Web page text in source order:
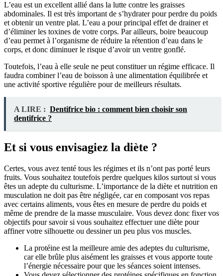
L’eau est un excellent allié dans la lutte contre les graisses
abdominales. Il est très important de s’hydrater pour perdre du poids
et obtenir un ventre plat. L’eau a pour principal effet de drainer et
d’éliminer les toxines de votre corps. Par ailleurs, boire beaucoup
d’eau permet à l’organisme de réduire la rétention d’eau dans le
corps, et donc diminuer le risque d’avoir un ventre gonflé.
Toutefois, l’eau à elle seule ne peut constituer un régime efficace. Il
faudra combiner l’eau de boisson à une alimentation équilibrée et
une activité sportive régulière pour de meilleurs résultats.
A LIRE : Dentifrice bio : comment bien choisir son
dentifrice ?
Et si vous envisagiez la diète ?
Certes, vous avez tenté tous les régimes et ils n’ont pas porté leurs
fruits. Vous souhaitez toutefois perdre quelques kilos surtout si vous
êtes un adepte du culturisme. L’importance de la diète et nutrition en
musculation ne doit pas être négligée, car en composant vos repas
avec certains aliments, vous êtes en mesure de perdre du poids et
même de prendre de la masse musculaire. Vous devez donc fixer vos
objectifs pour savoir si vous souhaitez effectuer une diète pour
affiner votre silhouette ou dessiner un peu plus vos muscles.
La protéine est la meilleure amie des adeptes du culturisme,
car elle brûle plus aisément les graisses et vous apporte toute
l’énergie nécessaire pour que les séances soient intenses.